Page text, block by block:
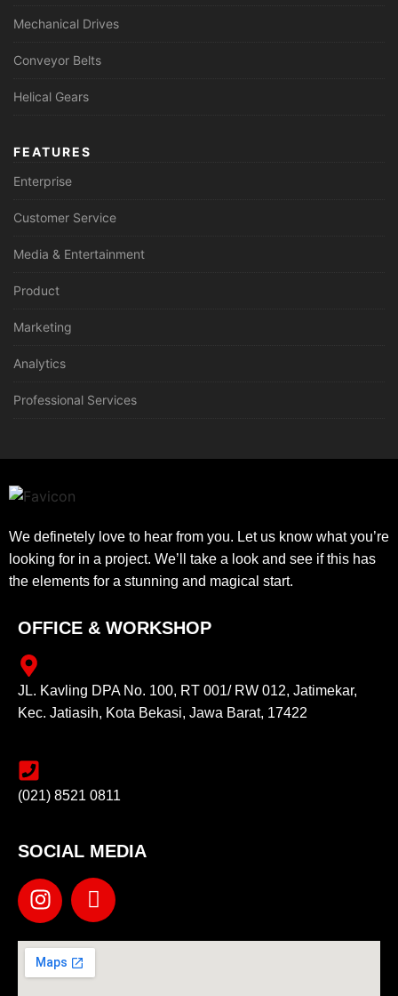
Mechanical Drives
Conveyor Belts
Helical Gears
FEATURES
Enterprise
Customer Service
Media & Entertainment
Product
Marketing
Analytics
Professional Services
We definetely love to hear from you. Let us know what you’re
looking for in a project. We’ll take a look and see if this has
the elements for a stunning and magical start.
OFFICE & WORKSHOP
JL. Kavling DPA No. 100, RT 001/ RW 012, Jatimekar,
Kec. Jatiasih, Kota Bekasi, Jawa Barat, 17422
(021) 8521 0811
SOCIAL MEDIA